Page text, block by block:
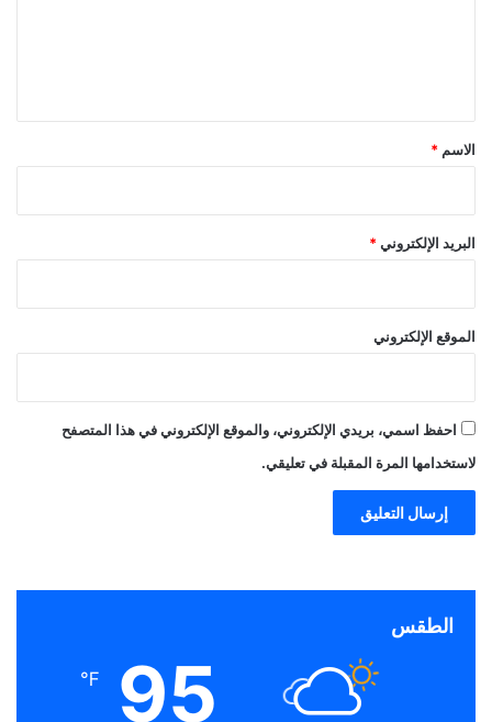
*
الاسم *
البريد الإلكتروني *
الموقع الإلكتروني
احفظ اسمي، بريدي الإلكتروني، والموقع الإلكتروني في هذا المتصفح
لاستخدامها المرة المقبلة في تعليقي.
الطقس
95
℉